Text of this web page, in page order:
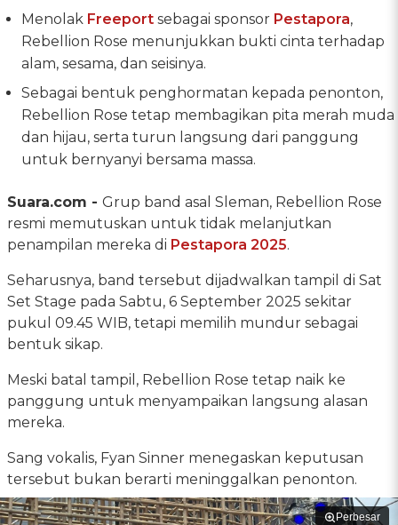
Menolak Freeport sebagai sponsor Pestapora,
Rebellion Rose menunjukkan bukti cinta terhadap
alam, sesama, dan seisinya.
Sebagai bentuk penghormatan kepada penonton,
Rebellion Rose tetap membagikan pita merah muda
dan hijau, serta turun langsung dari panggung
untuk bernyanyi bersama massa.
Suara.com - Grup band asal Sleman, Rebellion Rose
resmi memutuskan untuk tidak melanjutkan
penampilan mereka di Pestapora 2025.
Seharusnya, band tersebut dijadwalkan tampil di Sat
Set Stage pada Sabtu, 6 September 2025 sekitar
pukul 09.45 WIB, tetapi memilih mundur sebagai
bentuk sikap.
Meski batal tampil, Rebellion Rose tetap naik ke
panggung untuk menyampaikan langsung alasan
mereka.
Sang vokalis, Fyan Sinner menegaskan keputusan
tersebut bukan berarti meninggalkan penonton.
Perbesar